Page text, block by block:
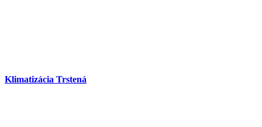
Klimatizácia Trstená